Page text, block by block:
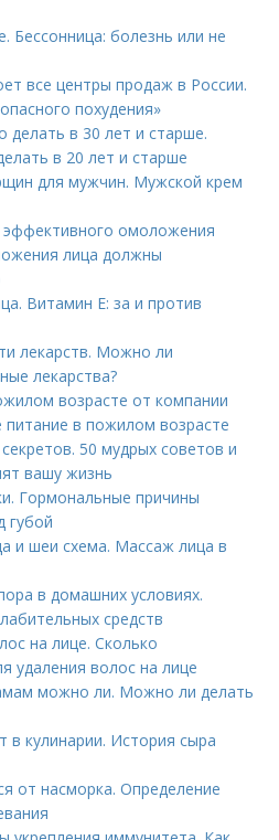
Бессонница: болезнь или не
все центры продаж в России.
похудения»
делать в 30 лет и старше.
в 20 лет и старше
для мужчин. Мужской крем
омоложения
лица должны
Витамин Е: за и против
лекарств. Можно ли
лекарства?
возрасте от компании
питание в пожилом возрасте
50 мудрых советов и
вашу жизнь
Гормональные причины
губой
и шеи схема. Массаж лица в
в домашних условиях.
средств
на лице. Сколько
удаления волос на лице
можно ли. Можно ли делать
в кулинарии. История сыра
от насморка. Определение